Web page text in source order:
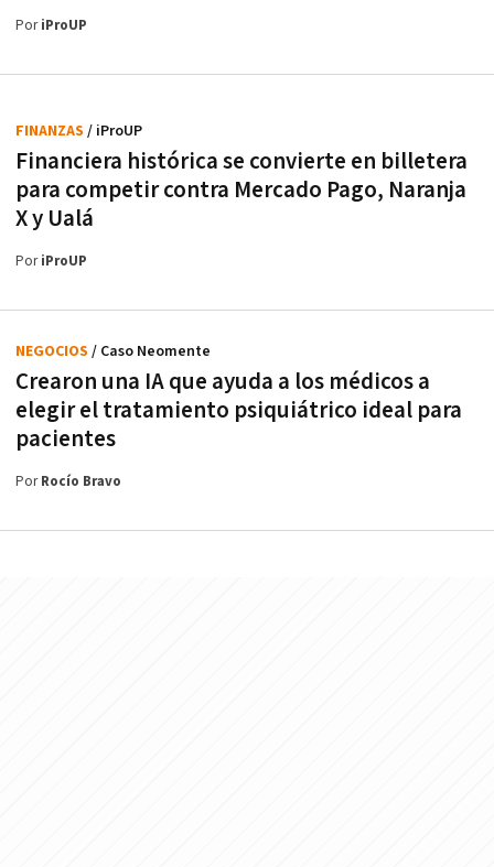
PoriProUP
Financiera histórica se convierte en billetera
para competir contra Mercado Pago, Naranja
X y Ualá
FINANZAS / iProUP
PoriProUP
Crearon una IA que ayuda a los médicos a
elegir el tratamiento psiquiátrico ideal para
pacientes
NEGOCIOS / Caso Neomente
PorRocío Bravo